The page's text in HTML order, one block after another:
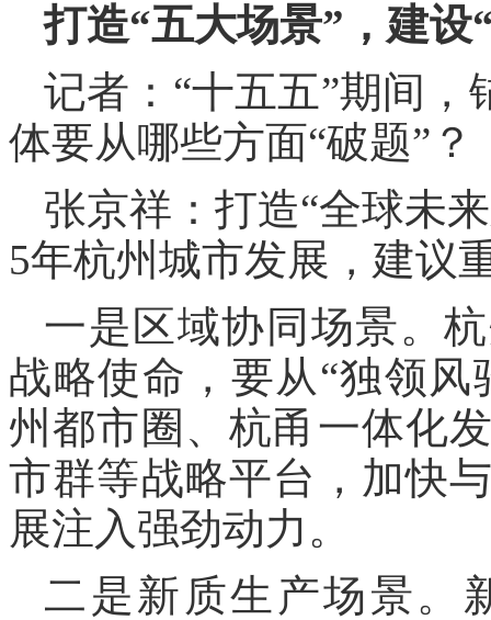
打造“五大场景”，建设
记者：“十五五”期间，
体要从哪些方面“破题”？
张京祥：打造“全球未
5年杭州城市发展，建议
一是区域协同场景。
战略使命，要从“独领风
州都市圈、杭甬一体化
市群等战略平台，加快
展注入强劲动力。
二是新质生产场景。